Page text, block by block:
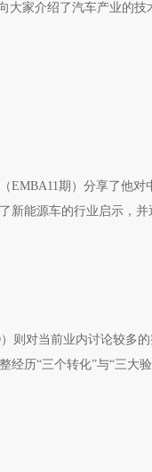
大家介绍了汽车产业的
EMBA11期）分享了他
新能源车的行业启示，
则对当前业内讨论较多
经历“三个转化”与“三大